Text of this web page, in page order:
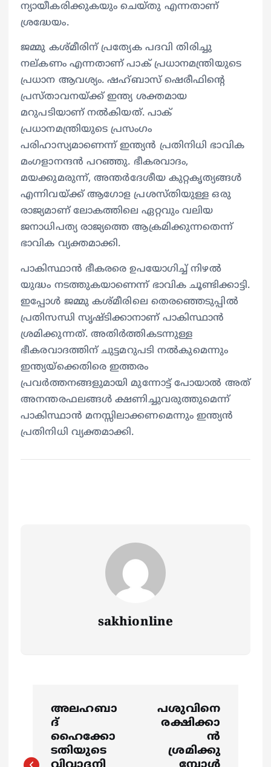
ന്യായീകരിക്കുകയും ചെയ്തു എന്നതാണ്
ശ്രദ്ധേയം.
ജമ്മു കശ്മീരിന് പ്രത്യേക പദവി തിരിച്ചു
നല്കണം എന്നതാണ് പാക് പ്രധാനമന്ത്രിയുടെ
പ്രധാന ആവശ്യം. ഷഹ്ബാസ് ഷെരീഫിന്റെ
പ്രസ്താവനയ്ക്ക് ഇന്ത്യ ശക്തമായ
മറുപടിയാണ് നൽകിയത്. പാക്
പ്രധാനമന്ത്രിയുടെ പ്രസംഗം
പരിഹാസ്യമാണെന്ന് ഇന്ത്യൻ പ്രതിനിധി ഭാവിക
മംഗളാനന്ദൻ പറഞ്ഞു. ഭീകരവാദം,
മയക്കുമരുന്ന്, അന്തർദേശീയ കുറ്റകൃത്യങ്ങൾ
എന്നിവയ്ക്ക് ആഗോള പ്രശസ്തിയുള്ള ഒരു
രാജ്യമാണ് ലോകത്തിലെ ഏറ്റവും വലിയ
ജനാധിപത്യ രാജ്യത്തെ ആക്രമിക്കുന്നതെന്ന്
ഭാവിക വ്യക്തമാക്കി.
പാകിസ്ഥാൻ ഭീകരരെ ഉപയോഗിച്ച് നിഴൽ
യുദ്ധം നടത്തുകയാണെന്ന് ഭാവിക ചൂണ്ടിക്കാട്ടി.
ഇപ്പോൾ ജമ്മു കശ്മീരിലെ തെരഞ്ഞെടുപ്പിൽ
പ്രതിസന്ധി സൃഷ്ടിക്കാനാണ് പാകിസ്ഥാൻ
ശ്രമിക്കുന്നത്. അതിർത്തികടന്നുള്ള
ഭീകരവാദത്തിന് ചുട്ടമറുപടി നൽകുമെന്നും
ഇന്ത്യയ്‌ക്കെതിരെ ഇത്തരം
പ്രവർത്തനങ്ങളുമായി മുന്നോട്ട് പോയാൽ അത്
അനന്തരഫലങ്ങൾ ക്ഷണിച്ചുവരുത്തുമെന്ന്
പാകിസ്ഥാൻ മനസ്സിലാക്കണമെന്നും ഇന്ത്യൻ
പ്രതിനിധി വ്യക്തമാക്കി.
sakhionline
s
അലഹബാ
ദ്‌
ഹൈക്കോ
ടതിയുടെ
പശുവിനെ
രക്ഷിക്കാ
ൻ
ശ്രമിക്കു